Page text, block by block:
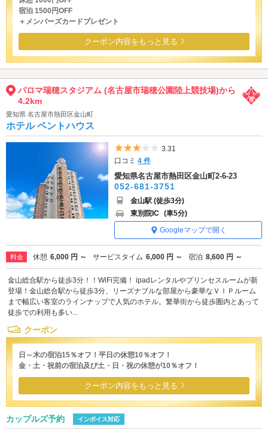
宿泊 1500円OFF
＋メンバーズカードプレゼント
クーポン内容をもっと見る
パロマ瑞穂スタジアム (名古屋市瑞穂公園陸上競技場)から
4.2km
愛知県 名古屋市熱田区金山町
ホテル ペントハウス
5つ星のうち3
3.31
口コミ4 件
愛知県名古屋市熱田区金山町2-6-23
052-681-3751
金山駅 (徒歩3分)
東別院IC (車5分)
Googleマップで開く
料金 休憩 6,000 円 ～ サービスタイム 6,000 円 ～ 宿泊 8,600 円 ～
金山総合駅から徒歩3分！！WiFi完備！ ipadレンタルやプリンセスルームが新
登場！金山総合駅から徒歩3分、リーズナブルな部屋から豪華なＶＩＰルーム
まで幅広い客室のラインナップで人気のホテル。繁華街から徒歩圏内とあって
徒歩での利用も多い...
クーポン
日～木の宿泊15％オフ！平日の休憩10％オフ！
金・土・祝前の宿泊及び土・日・祝の休憩が10％オフ！
クーポン内容をもっと見る
カップルズ予約 インボイス対応